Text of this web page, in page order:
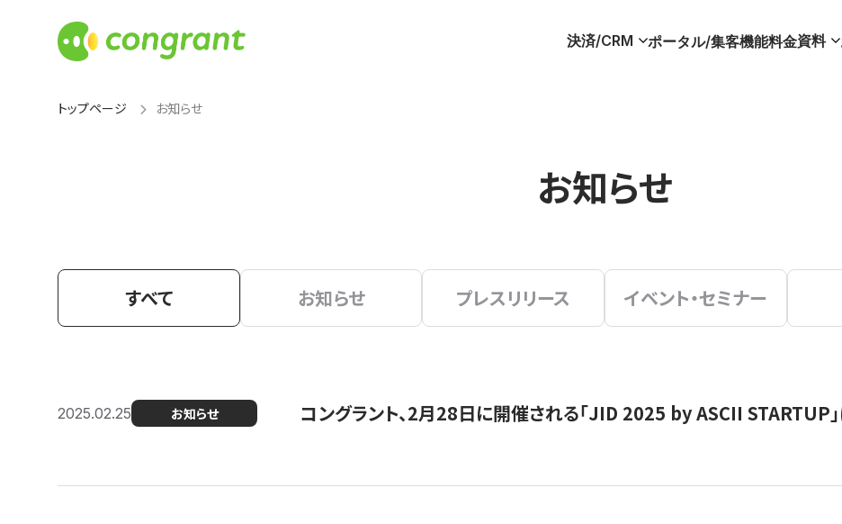
決済/CRM ポータル/集客機能料金資料
トップページ お知らせ
お知らせ
すべて お知らせ プレスリリース イベント・セミナー
2025.02.25 お知らせ コングラント、2月28日に開催される「JID 2025 by ASCII STARTUP